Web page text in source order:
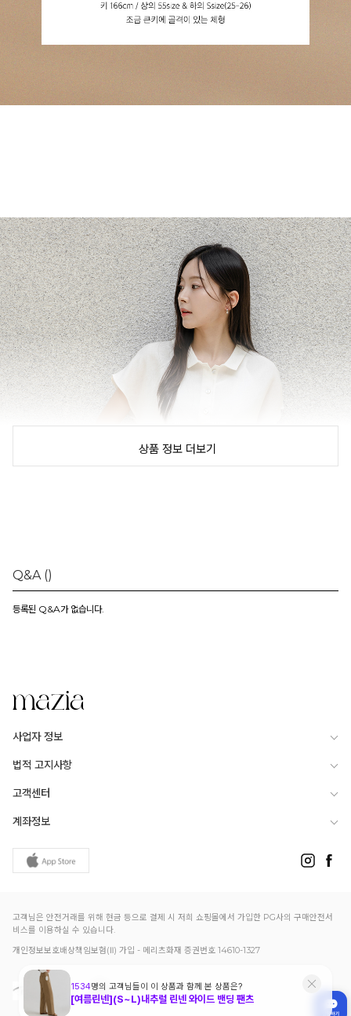
상품 정보 더보기
Q&A ()
등록된 Q&A가 없습니다.
사업자 정보
법적 고지사항
고객센터
계좌정보
고객님은 안전거래를 위해 현금 등으로 결제 시 저희 쇼핑몰에서 가입한 PG사의 구매안전서
비스를 이용하실 수 있습니다.
개인정보보호배상책임보험(Ⅱ) 가입 - 메리츠화재 증권번호 14610-1327